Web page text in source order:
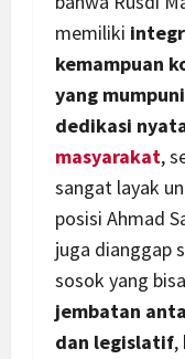
memiliki
kemampuan
yang
dedikasi
masyarakat,
sangat layak
posisi Ahmad
juga dianggap
sosok yang
jembatan
dan legislatif,